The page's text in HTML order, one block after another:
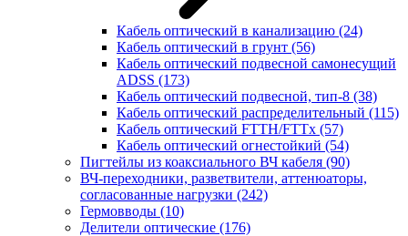
Кабель оптический в канализацию (24)
Кабель оптический в грунт (56)
Кабель оптический подвесной самонесущий
ADSS (173)
Кабель оптический подвесной, тип-8 (38)
Кабель оптический распределительный (115)
Кабель оптический FTTH/FTTx (57)
Кабель оптический огнестойкий (54)
Пигтейлы из коаксиального ВЧ кабеля (90)
ВЧ-переходники, разветвители, аттенюаторы,
согласованные нагрузки (242)
Гермовводы (10)
Делители оптические (176)